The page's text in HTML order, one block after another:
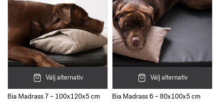
Välj alternativ
Bia Madrass 7 – 100x120x5 cm
Välj alternativ
Bia Madrass 6 – 80x100x5 cm